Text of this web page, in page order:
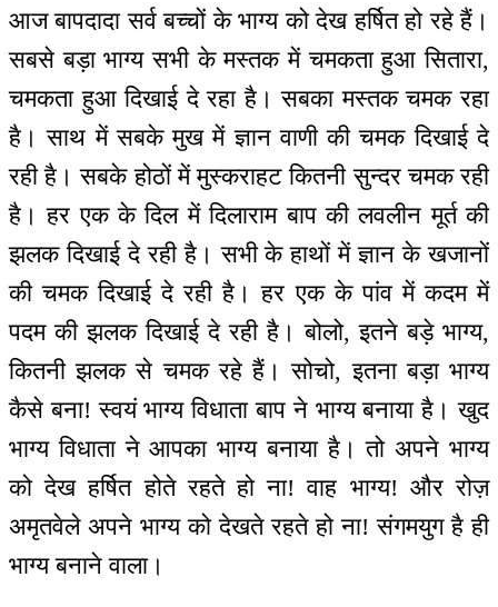
आज बापदादा सर्व बच्चों के भाग्य को देख हर्षित हो रहे हैं।
सबसे बड़ा भाग्य सभी के मस्तक में चमकता हुआ सितारा,
चमकता हुआ दिखाई दे रहा है। सबका मस्तक चमक रहा
है। साथ में सबके मुख में ज्ञान वाणी की चमक दिखाई दे
रही है। सबके होठों में मुस्कराहट कितनी सुन्दर चमक रही
है। हर एक के दिल में दिलाराम बाप की लवलीन मूर्त की
झलक दिखाई दे रही है। सभी के हाथों में ज्ञान के खजानों
की चमक दिखाई दे रही है। हर एक के पांव में कदम में
पदम की झलक दिखाई दे रही है। बोलो, इतने बड़े भाग्य,
कितनी झलक से चमक रहे हैं। सोचो, इतना बड़ा भाग्य
कैसे बना! स्वयं भाग्य विधाता बाप ने भाग्य बनाया है। खुद
भाग्य विधाता ने आपका भाग्य बनाया है। तो अपने भाग्य
को देख हर्षित होते रहते हो ना! वाह भाग्य! और रोज़
अमृतवेले अपने भाग्य को देखते रहते हो ना! संगमयुग है ही
भाग्य बनाने वाला।